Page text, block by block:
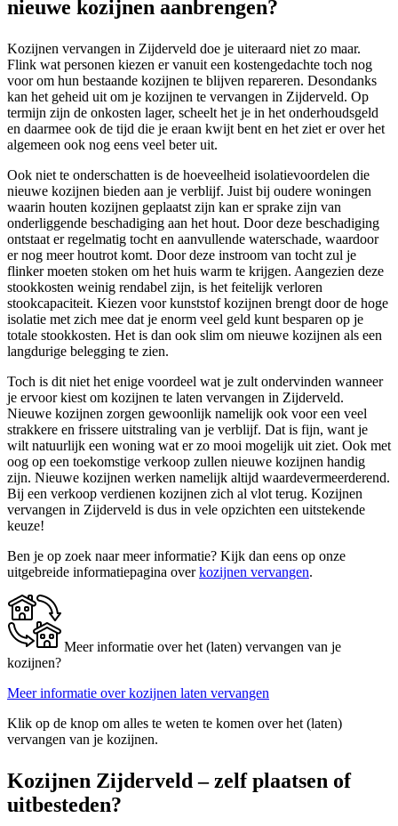
nieuwe kozijnen aanbrengen?
Kozijnen vervangen in Zijderveld doe je uiteraard niet zo maar.
Flink wat personen kiezen er vanuit een kostengedachte toch nog
voor om hun bestaande kozijnen te blijven repareren. Desondanks
kan het geheid uit om je kozijnen te vervangen in Zijderveld. Op
termijn zijn de onkosten lager, scheelt het je in het onderhoudsgeld
en daarmee ook de tijd die je eraan kwijt bent en het ziet er over het
algemeen ook nog eens veel beter uit.
Ook niet te onderschatten is de hoeveelheid isolatievoordelen die
nieuwe kozijnen bieden aan je verblijf. Juist bij oudere woningen
waarin houten kozijnen geplaatst zijn kan er sprake zijn van
onderliggende beschadiging aan het hout. Door deze beschadiging
ontstaat er regelmatig tocht en aanvullende waterschade, waardoor
er nog meer houtrot komt. Door deze instroom van tocht zul je
flinker moeten stoken om het huis warm te krijgen. Aangezien deze
stookkosten weinig rendabel zijn, is het feitelijk verloren
stookcapaciteit. Kiezen voor kunststof kozijnen brengt door de hoge
isolatie met zich mee dat je enorm veel geld kunt besparen op je
totale stookkosten. Het is dan ook slim om nieuwe kozijnen als een
langdurige belegging te zien.
Toch is dit niet het enige voordeel wat je zult ondervinden wanneer
je ervoor kiest om kozijnen te laten vervangen in Zijderveld.
Nieuwe kozijnen zorgen gewoonlijk namelijk ook voor een veel
strakkere en frissere uitstraling van je verblijf. Dat is fijn, want je
wilt natuurlijk een woning wat er zo mooi mogelijk uit ziet. Ook met
oog op een toekomstige verkoop zullen nieuwe kozijnen handig
zijn. Nieuwe kozijnen werken namelijk altijd waardevermeerderend.
Bij een verkoop verdienen kozijnen zich al vlot terug. Kozijnen
vervangen in Zijderveld is dus in vele opzichten een uitstekende
keuze!
Ben je op zoek naar meer informatie? Kijk dan eens op onze
uitgebreide informatiepagina overkozijnen vervangen.
Meer informatie over het (laten) vervangen van je
kozijnen?
Meer informatie over kozijnen laten vervangen
Klik op de knop om alles te weten te komen over het (laten)
vervangen van je kozijnen.
Kozijnen Zijderveld – zelf plaatsen of
uitbesteden?